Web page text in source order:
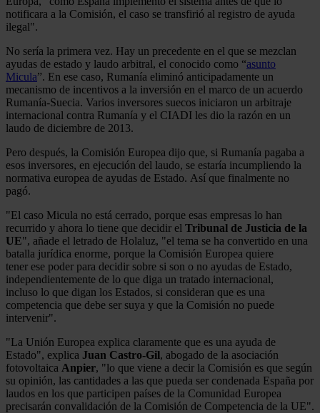
notificara a la Comisión, el caso se transfirió al registro de ayuda
ilegal".
No sería la primera vez. Hay un precedente en el que se mezclan
ayudas de estado y laudo arbitral, el conocido como “asunto
Micula”. En ese caso, Rumanía eliminó anticipadamente un
mecanismo de incentivos a la inversión en el marco de un acuerdo
Rumanía-Suecia. Varios inversores suecos iniciaron un arbitraje
internacional contra Rumanía y el CIADI les dio la razón en un
laudo de diciembre de 2013.
Pero después, la Comisión Europea dijo que, si Rumanía pagaba a
esos inversores, en ejecución del laudo, se estaría incumpliendo la
normativa europea de ayudas de Estado. Así que finalmente no
pagó.
"El caso Micula no está cerrado, porque esas empresas lo han
recurrido y ahora lo tiene que decidir el Tribunal de Justicia de la
UE", añade el letrado de Holaluz, "el tema se ha convertido en una
batalla jurídica enorme, porque la Comisión Europea quiere
tener ese poder para decidir sobre si son o no ayudas de Estado,
independientemente de lo que diga un tratado internacional,
incluso lo que digan los Estados, si consideran que es una
competencia que debe ser suya y que la Comisión no puede
intervenir".
"La Unión Europea explica claramente que es una ayuda de
Estado", explica Juan Castro-Gil, abogado de la asociación
fotovoltaica Anpier, "lo que viene a decir la Comisión es que según
su opinión, las cantidades a las que pueda ser condenada España por
laudos en los que participen países de la Comunidad Europea
precisarán convalidación de la Comisión de Competencia de la UE".